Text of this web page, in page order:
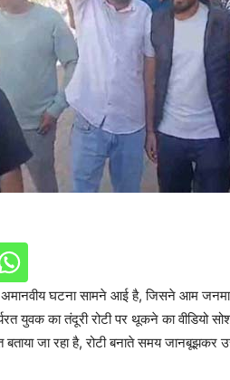
घटना सामने आई है, जिसने आम
युवक का तंदूरी रोटी पर थूकने का वीडियो
जा रहा है, रोटी बनाते समय जानबूझकर